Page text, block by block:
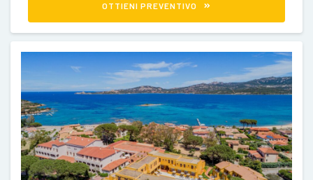
OTTIENI PREVENTIVO